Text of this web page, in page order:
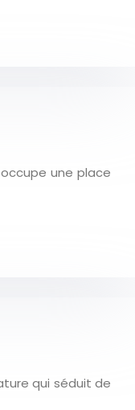
une place
qui séduit de